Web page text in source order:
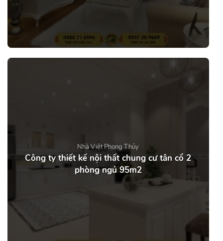
Nhà Việt Phong Thủy
Công ty thiết kế nội thất chung cư tân cổ 2
phòng ngủ 95m2